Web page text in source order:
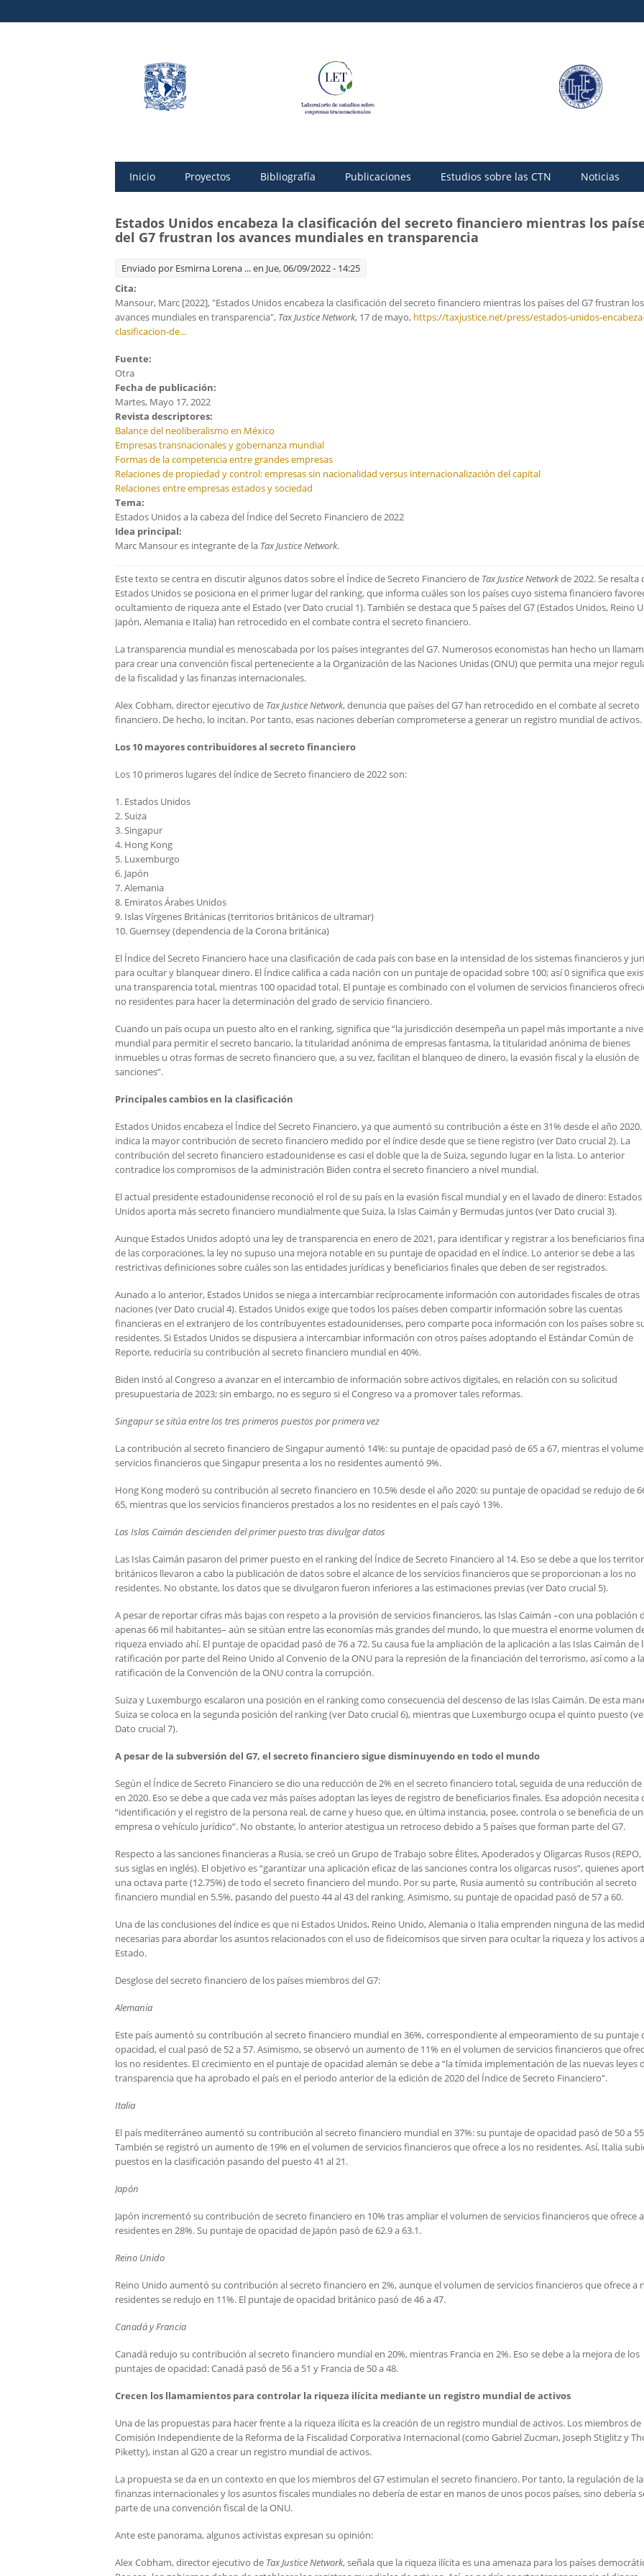
Inicio Proyectos Bibliografía Publicaciones Estudios sobre las CTN Noticias
Estados Unidos encabeza la clasificación del secreto financiero mientras los
del G7 frustran los avances mundiales en transparencia
Enviado por Esmirna Lorena ...en Jue, 06/09/2022 - 14:25
Cita:
Mansour, Marc [2022], "Estados Unidos encabeza la clasificación del secreto financiero mientras los países del G7 frustran los
avances mundiales en transparencia", Tax Justice Network, 17 de mayo, https://taxjustice.net/press/estados-unidos-
clasificacion-de...
Fuente:
Otra
Fecha de publicación:
Martes, Mayo 17, 2022
Revista descriptores:
Balance del neoliberalismo en México
Empresas transnacionales y gobernanza mundial
Formas de la competencia entre grandes empresas
Relaciones de propiedad y control: empresas sin nacionalidad versus internacionalización del capital
Relaciones entre empresas estados y sociedad
Tema:
Estados Unidos a la cabeza del Índice del Secreto Financiero de 2022
Idea principal:
Marc Mansour es integrante de la Tax Justice Network.
Este texto se centra en discutir algunos datos sobre el Índice de Secreto Financiero de Tax Justice Networkde 2022. Se resalta
Estados Unidos se posiciona en el primer lugar del ranking, que informa cuáles son los países cuyo sistema financiero
ocultamiento de riqueza ante el Estado (ver Dato crucial 1). También se destaca que 5 países del G7 (Estados Unidos, Reino
Japón, Alemania e Italia) han retrocedido en el combate contra el secreto financiero.
La transparencia mundial es menoscabada por los países integrantes del G7. Numerosos economistas han hecho un
para crear una convención fiscal perteneciente a la Organización de las Naciones Unidas (ONU) que permita una mejor
de la fiscalidad y las finanzas internacionales.
Alex Cobham, director ejecutivo de Tax Justice Network, denuncia que países del G7 han retrocedido en el combate al secreto
financiero. De hecho, lo incitan. Por tanto, esas naciones deberían comprometerse a generar un registro mundial de activos.
Los 10 mayores contribuidores al secreto financiero
Los 10 primeros lugares del índice de Secreto financiero de 2022 son:
1. Estados Unidos
2. Suiza
3. Singapur
4. Hong Kong
5. Luxemburgo
6. Japón
7. Alemania
8. Emiratos Árabes Unidos
9. Islas Vírgenes Británicas (territorios británicos de ultramar)
10. Guernsey (dependencia de la Corona británica)
El Índice del Secreto Financiero hace una clasificación de cada país con base en la intensidad de los sistemas financieros y
para ocultar y blanquear dinero. El Índice califica a cada nación con un puntaje de opacidad sobre 100; así 0 significa que
una transparencia total, mientras 100 opacidad total. El puntaje es combinado con el volumen de servicios financieros
no residentes para hacer la determinación del grado de servicio financiero.
Cuando un país ocupa un puesto alto en el ranking, significa que “la jurisdicción desempeña un papel más importante a
mundial para permitir el secreto bancario, la titularidad anónima de empresas fantasma, la titularidad anónima de bienes
inmuebles u otras formas de secreto financiero que, a su vez, facilitan el blanqueo de dinero, la evasión fiscal y la elusión de
sanciones”.
Principales cambios en la clasificación
Estados Unidos encabeza el Índice del Secreto Financiero, ya que aumentó su contribución a éste en 31% desde el año 2020.
indica la mayor contribución de secreto financiero medido por el índice desde que se tiene registro (ver Dato crucial 2). La
contribución del secreto financiero estadounidense es casi el doble que la de Suiza, segundo lugar en la lista. Lo anterior
contradice los compromisos de la administración Biden contra el secreto financiero a nivel mundial.
El actual presidente estadounidense reconoció el rol de su país en la evasión fiscal mundial y en el lavado de dinero: Estados
Unidos aporta más secreto financiero mundialmente que Suiza, la Islas Caimán y Bermudas juntos (ver Dato crucial 3).
Aunque Estados Unidos adoptó una ley de transparencia en enero de 2021, para identificar y registrar a los beneficiarios
de las corporaciones, la ley no supuso una mejora notable en su puntaje de opacidad en el índice. Lo anterior se debe a las
restrictivas definiciones sobre cuáles son las entidades jurídicas y beneficiarios finales que deben de ser registrados.
Aunado a lo anterior, Estados Unidos se niega a intercambiar recíprocamente información con autoridades fiscales de otras
naciones (ver Dato crucial 4). Estados Unidos exige que todos los países deben compartir información sobre las cuentas
financieras en el extranjero de los contribuyentes estadounidenses, pero comparte poca información con los países sobre
residentes. Si Estados Unidos se dispusiera a intercambiar información con otros países adoptando el Estándar Común de
Reporte, reduciría su contribución al secreto financiero mundial en 40%.
Biden instó al Congreso a avanzar en el intercambio de información sobre activos digitales, en relación con su solicitud
presupuestaria de 2023; sin embargo, no es seguro si el Congreso va a promover tales reformas.
Singapur se sitúa entre los tres primeros puestos por primera vez
La contribución al secreto financiero de Singapur aumentó 14%: su puntaje de opacidad pasó de 65 a 67, mientras el
servicios financieros que Singapur presenta a los no residentes aumentó 9%.
Hong Kong moderó su contribución al secreto financiero en 10.5% desde el año 2020: su puntaje de opacidad se redujo de
65, mientras que los servicios financieros prestados a los no residentes en el país cayó 13%.
Las Islas Caimán descienden del primer puesto tras divulgar datos
Las Islas Caimán pasaron del primer puesto en el ranking del Índice de Secreto Financiero al 14. Eso se debe a que los
británicos llevaron a cabo la publicación de datos sobre el alcance de los servicios financieros que se proporcionan a los no
residentes. No obstante, los datos que se divulgaron fueron inferiores a las estimaciones previas (ver Dato crucial 5).
A pesar de reportar cifras más bajas con respeto a la provisión de servicios financieros, las Islas Caimán –con una población
apenas 66 mil habitantes– aún se sitúan entre las economías más grandes del mundo, lo que muestra el enorme volumen
riqueza enviado ahí. El puntaje de opacidad pasó de 76 a 72. Su causa fue la ampliación de la aplicación a las Islas Caimán de
ratificación por parte del Reino Unido al Convenio de la ONU para la represión de la financiación del terrorismo, así como a la
ratificación de la Convención de la ONU contra la corrupción.
Suiza y Luxemburgo escalaron una posición en el ranking como consecuencia del descenso de las Islas Caimán. De esta
Suiza se coloca en la segunda posición del ranking (ver Dato crucial 6), mientras que Luxemburgo ocupa el quinto puesto
Dato crucial 7).
A pesar de la subversión del G7, el secreto financiero sigue disminuyendo en todo el mundo
Según el Índice de Secreto Financiero se dio una reducción de 2% en el secreto financiero total, seguida de una reducción de
en 2020. Eso se debe a que cada vez más países adoptan las leyes de registro de beneficiarios finales. Esa adopción necesita
“identificación y el registro de la persona real, de carne y hueso que, en última instancia, posee, controla o se beneficia de
empresa o vehículo jurídico”. No obstante, lo anterior atestigua un retroceso debido a 5 países que forman parte del G7.
Respecto a las sanciones financieras a Rusia, se creó un Grupo de Trabajo sobre Élites, Apoderados y Oligarcas Rusos
sus siglas en inglés). El objetivo es “garantizar una aplicación eficaz de las sanciones contra los oligarcas rusos”, quienes
una octava parte (12.75%) de todo el secreto financiero del mundo. Por su parte, Rusia aumentó su contribución al secreto
financiero mundial en 5.5%, pasando del puesto 44 al 43 del ranking. Asimismo, su puntaje de opacidad pasó de 57 a 60.
Una de las conclusiones del índice es que ni Estados Unidos, Reino Unido, Alemania o Italia emprenden ninguna de las
necesarias para abordar los asuntos relacionados con el uso de fideicomisos que sirven para ocultar la riqueza y los activos
Estado.
Desglose del secreto financiero de los países miembros del G7:
Alemania
Este país aumentó su contribución al secreto financiero mundial en 36%, correspondiente al empeoramiento de su puntaje
opacidad, el cual pasó de 52 a 57. Asimismo, se observó un aumento de 11% en el volumen de servicios financieros que
los no residentes. El crecimiento en el puntaje de opacidad alemán se debe a “la tímida implementación de las nuevas leyes
transparencia que ha aprobado el país en el periodo anterior de la edición de 2020 del Índice de Secreto Financiero”.
Italia
El país mediterráneo aumentó su contribución al secreto financiero mundial en 37%: su puntaje de opacidad pasó de 50 a
También se registró un aumento de 19% en el volumen de servicios financieros que ofrece a los no residentes. Así, Italia
puestos en la clasificación pasando del puesto 41 al 21.
Japón
Japón incrementó su contribución de secreto financiero en 10% tras ampliar el volumen de servicios financieros que ofrece
residentes en 28%. Su puntaje de opacidad de Japón pasó de 62.9 a 63.1.
Reino Unido
Reino Unido aumentó su contribución al secreto financiero en 2%, aunque el volumen de servicios financieros que ofrece a
residentes se redujo en 11%. El puntaje de opacidad británico pasó de 46 a 47.
Canadá y Francia
Canadá redujo su contribución al secreto financiero mundial en 20%, mientras Francia en 2%. Eso se debe a la mejora de los
puntajes de opacidad: Canadá pasó de 56 a 51 y Francia de 50 a 48.
Crecen los llamamientos para controlar la riqueza ilícita mediante un registro mundial de activos
Una de las propuestas para hacer frente a la riqueza ilícita es la creación de un registro mundial de activos. Los miembros de
Comisión Independiente de la Reforma de la Fiscalidad Corporativa Internacional (como Gabriel Zucman, Joseph Stiglitz y
Piketty), instan al G20 a crear un registro mundial de activos.
La propuesta se da en un contexto en que los miembros del G7 estimulan el secreto financiero. Por tanto, la regulación de
finanzas internacionales y los asuntos fiscales mundiales no debería de estar en manos de unos pocos países, sino debería
parte de una convención fiscal de la ONU.
Ante este panorama, algunos activistas expresan su opinión:
Alex Cobham, director ejecutivo de Tax Justice Network, señala que la riqueza ilícita es una amenaza para los países